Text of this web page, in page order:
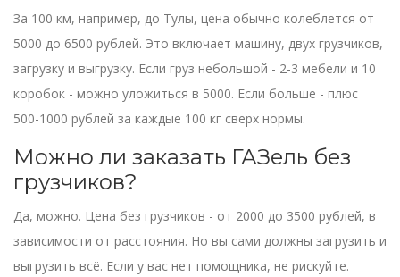
За 100 км, например, до Тулы, цена обычно колеблется от
5000 до 6500 рублей. Это включает машину, двух грузчиков,
загрузку и выгрузку. Если груз небольшой - 2-3 мебели и 10
коробок - можно уложиться в 5000. Если больше - плюс
500-1000 рублей за каждые 100 кг сверх нормы.
Можно ли заказать ГАЗель без
грузчиков?
Да, можно. Цена без грузчиков - от 2000 до 3500 рублей, в
зависимости от расстояния. Но вы сами должны загрузить и
выгрузить всё. Если у вас нет помощника, не рискуйте.